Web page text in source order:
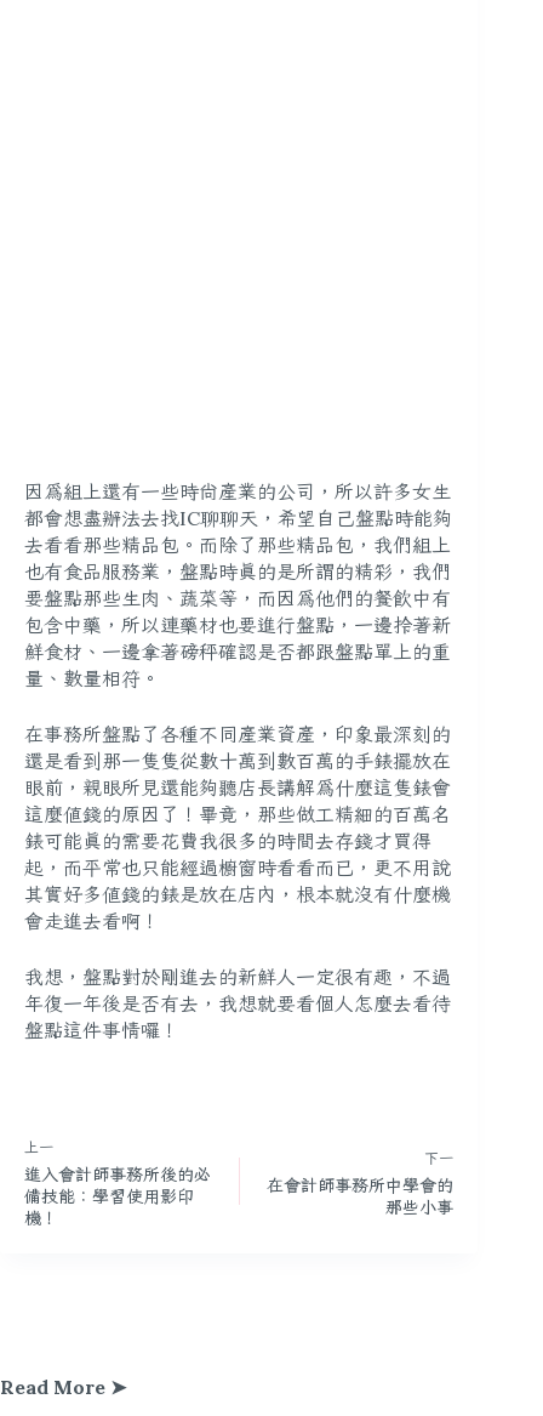
因為組上還有一些時尚產業的公司，所以許多女生
都會想盡辦法去找IC聊聊天，希望自己盤點時能夠
去看看那些精品包。而除了那些精品包，我們組上
也有食品服務業，盤點時真的是所謂的精彩，我們
要盤點那些生肉、蔬菜等，而因為他們的餐飲中有
包含中藥，所以連藥材也要進行盤點，一邊拎著新
鮮食材、一邊拿著磅秤確認是否都跟盤點單上的重
量、數量相符。
在事務所盤點了各種不同產業資產，印象最深刻的
還是看到那一隻隻從數十萬到數百萬的手錶擺放在
眼前，親眼所見還能夠聽店長講解為什麼這隻錶會
這麼值錢的原因了！畢竟，那些做工精細的百萬名
錶可能真的需要花費我很多的時間去存錢才買得
起，而平常也只能經過櫥窗時看看而已，更不用說
其實好多值錢的錶是放在店內，根本就沒有什麼機
會走進去看啊！
我想，盤點對於剛進去的新鮮人一定很有趣，不過
年復一年後是否有去，我想就要看個人怎麼去看待
盤點這件事情囉！
上一
進入會計師事務所後的必
備技能：學習使用影印
機！
下一
在會計師事務所中學會的
那些小事
Read More ➤